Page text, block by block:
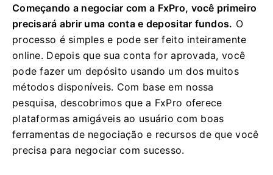
Começando a negociar com a FxPro, você primeiro
precisará abrir uma conta e depositar fundos. O
processo é simples e pode ser feito inteiramente
online. Depois que sua conta for aprovada, você
pode fazer um depósito usando um dos muitos
métodos disponíveis. Com base em nossa
pesquisa, descobrimos que a FxPro oferece
plataformas amigáveis ​​ao usuário com boas
ferramentas de negociação e recursos de que você
precisa para negociar com sucesso.